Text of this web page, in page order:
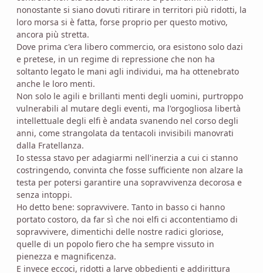
nonostante si siano dovuti ritirare in territori più ridotti, la
loro morsa si è fatta, forse proprio per questo motivo,
ancora più stretta.
Dove prima c'era libero commercio, ora esistono solo dazi
e pretese, in un regime di repressione che non ha
soltanto legato le mani agli individui, ma ha ottenebrato
anche le loro menti.
Non solo le agili e brillanti menti degli uomini, purtroppo
vulnerabili al mutare degli eventi, ma l'orgogliosa libertà
intellettuale degli elfi è andata svanendo nel corso degli
anni, come strangolata da tentacoli invisibili manovrati
dalla Fratellanza.
Io stessa stavo per adagiarmi nell'inerzia a cui ci stanno
costringendo, convinta che fosse sufficiente non alzare la
testa per potersi garantire una sopravvivenza decorosa e
senza intoppi.
Ho detto bene: sopravvivere. Tanto in basso ci hanno
portato costoro, da far sì che noi elfi ci accontentiamo di
sopravvivere, dimentichi delle nostre radici gloriose,
quelle di un popolo fiero che ha sempre vissuto in
pienezza e magnificenza.
E invece eccoci, ridotti a larve obbedienti e addirittura